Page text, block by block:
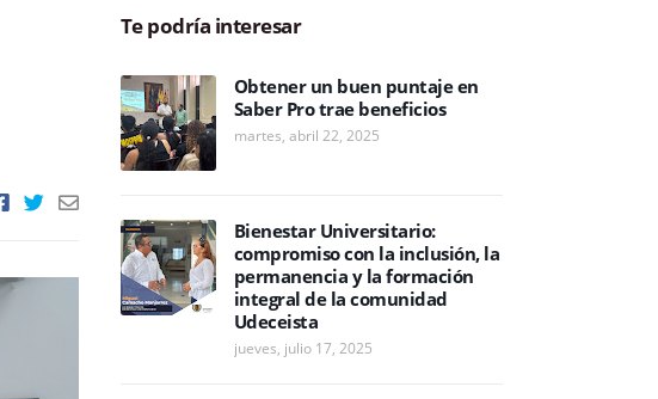
Te podría interesar
Obtener un buen puntaje en
Saber Pro trae beneficios
martes, abril 22, 2025
Bienestar Universitario:
compromiso con la inclusión, la
permanencia y la formación
integral de la comunidad
Udeceista
jueves, julio 17, 2025